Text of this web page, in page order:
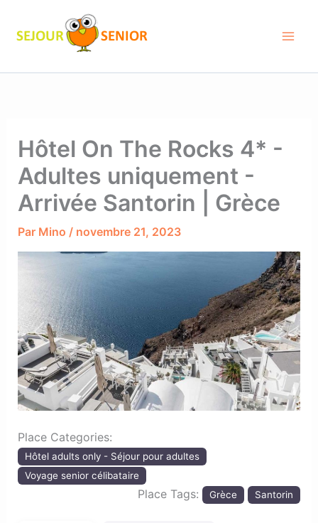
contenu
Hôtel On The Rocks 4* -
Adultes uniquement -
Arrivée Santorin | Grèce
Par Mino / novembre 21, 2023
Previous Next
Place Categories:
Hôtel adults only - Séjour pour adultes
Voyage senior célibataire
Place Tags: Grèce Santorin